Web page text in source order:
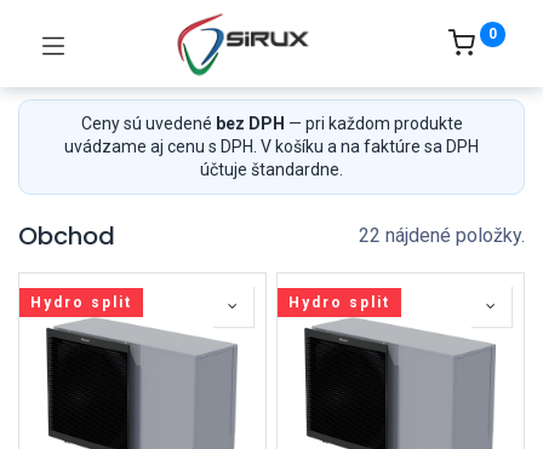
0
Ceny sú uvedené bez DPH — pri každom produkte
uvádzame aj cenu s DPH. V košíku a na faktúre sa DPH
účtuje štandardne.
Obchod 22 nájdené položky.
Hydro split Hydro split